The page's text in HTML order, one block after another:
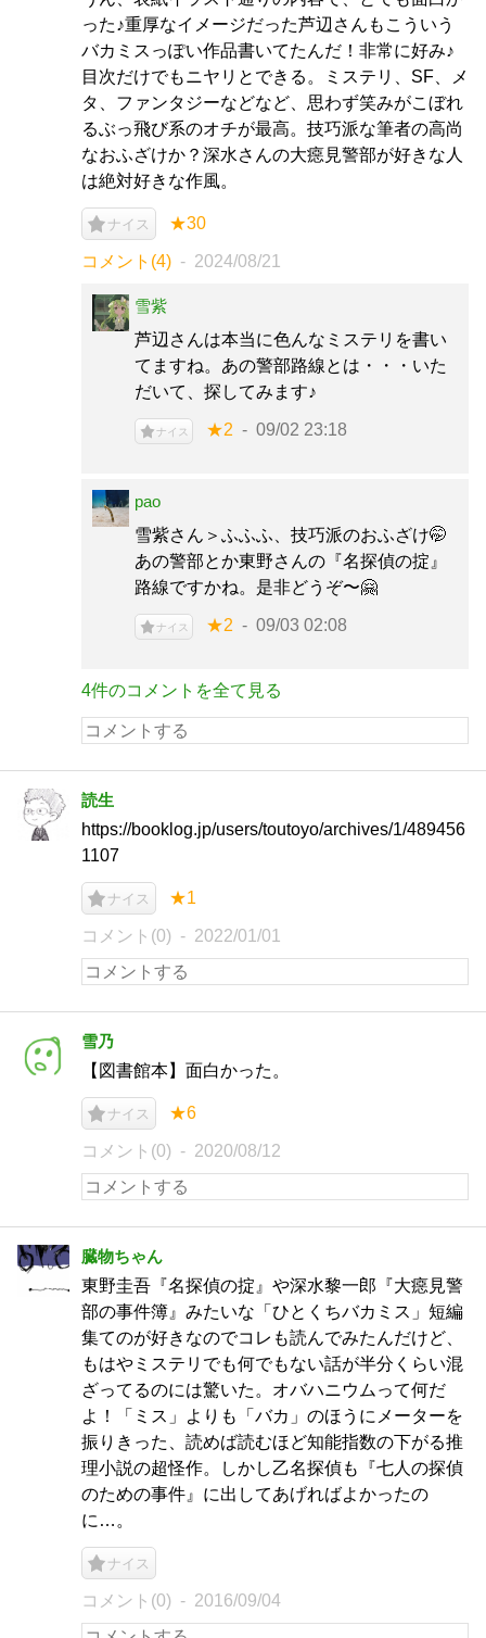
った♪重厚なイメージだった芦辺さんもこういう
バカミスっぽい作品書いてたんだ！非常に好み♪
目次だけでもニヤリとできる。ミステリ、SF、メ
タ、ファンタジーなどなど、思わず笑みがこぼれ
るぶっ飛び系のオチが最高。技巧派な筆者の高尚
なおふざけか？深水さんの大癋見警部が好きな人
は絶対好きな作風。
ナイス ★30
コメント(4) 2024/08/21
雪紫
芦辺さんは本当に色んなミステリを書い
てますね。あの警部路線とは・・・いた
だいて、探してみます♪
ナイス ★2 09/02 23:18
pao
雪紫さん＞ふふふ、技巧派のおふざけ🤭
あの警部とか東野さんの『名探偵の掟』
路線ですかね。是非どうぞ〜🤗
ナイス ★2 09/03 02:08
4件のコメントを全て見る
読生
https://booklog.jp/users/toutoyo/archives/1/489456
1107
ナイス ★1
コメント(0) 2022/01/01
雪乃
【図書館本】面白かった。
ナイス ★6
コメント(0) 2020/08/12
臓物ちゃん
東野圭吾『名探偵の掟』や深水黎一郎『大癋見警
部の事件簿』みたいな「ひとくちバカミス」短編
集てのが好きなのでコレも読んでみたんだけど、
もはやミステリでも何でもない話が半分くらい混
ざってるのには驚いた。オバハニウムって何だ
よ！「ミス」よりも「バカ」のほうにメーターを
振りきった、読めば読むほど知能指数の下がる推
理小説の超怪作。しかし乙名探偵も『七人の探偵
のための事件』に出してあげればよかったの
に…。
ナイス
コメント(0) 2016/09/04